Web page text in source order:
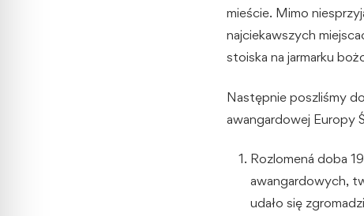
mieście. Mimo
najciekawszych
stoiska na jarmarku
Następnie poszliśmy
awangardowej Europy
Rozlomená doba
awangardowych,
udało się